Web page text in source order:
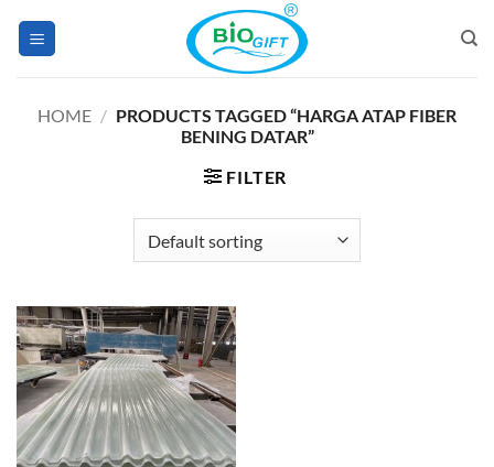
HOME / PRODUCTS TAGGED “HARGA ATAP FIBER
BENING DATAR”
FILTER